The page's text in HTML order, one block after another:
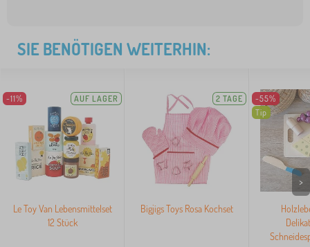
SIE BENÖTIGEN WEITERHIN:
-11% AUF LAGER
Le Toy Van Lebensmittelset
12 Stück
2 TAGE
Bigjigs Toys Rosa Kochset
-55%
Tip
>